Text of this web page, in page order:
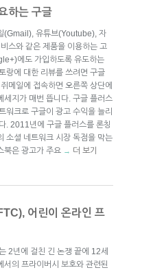
하는 구글
(Gmail), 유튜브(Youtube), 자
스와 같은 제품을 이용하는 고
에도 가입하도록 유도하는
랑에 대한 리뷰를 쓰려면 구글
메일에 접속하면 오른쪽 상단에
세지가 매번 뜹니다. 구글 플러스
워크로 구글이 광고 수익을 늘리
. 2011년에 구글 플러스를 론칭
소셜 네트워크 시장 독점을 막는
북은 광고가 주요 → 더 보기
어린이 온라인 프
2년에 걸친 긴 논쟁 끝에 12세
서의 프라이버시 보호와 관련된